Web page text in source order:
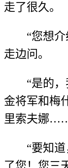
走了很久。
“您想
走边问。
“是的
金将军和梅
里索夫娜
“要知